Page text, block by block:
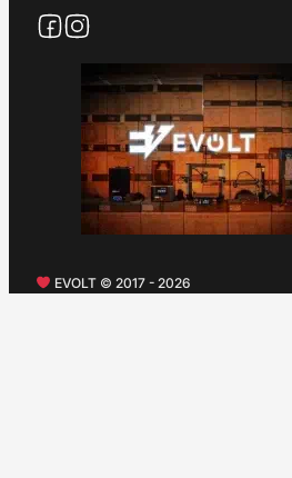
EVOLT © 2017 - 2026